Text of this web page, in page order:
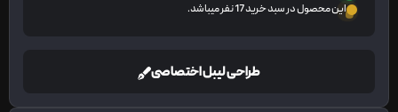
این محصول در سبد خرید 17 نفر میباشد.
طراحی لیبل اختصاصی